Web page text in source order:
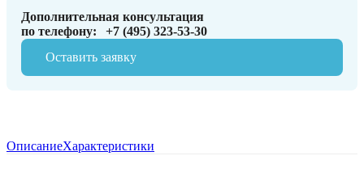
Дополнительная консультация
по телефону:
+7 (495) 323-53-30
Оставить заявку
ОписаниеХарактеристики